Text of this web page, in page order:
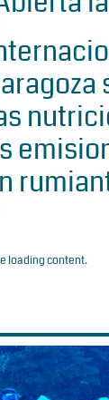
loading content.